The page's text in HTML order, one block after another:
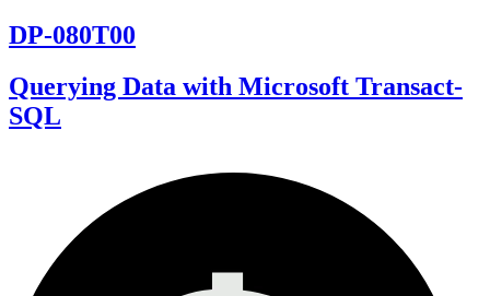
DP-080T00
Querying Data with Microsoft Transact-
SQL